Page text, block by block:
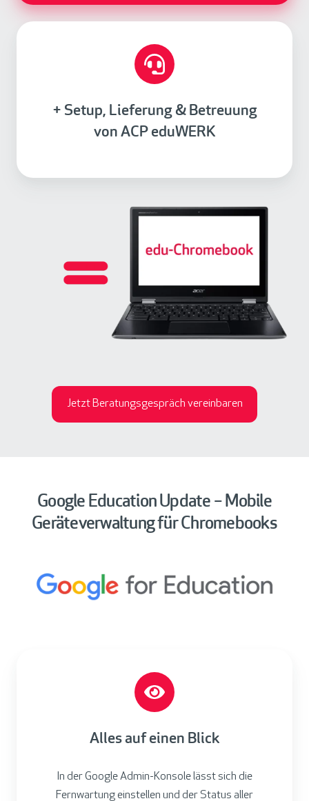
+ Setup, Lieferung & Betreuung
von ACP eduWERK
Jetzt Beratungsgespräch vereinbaren
Google Education Update – Mobile
Geräteverwaltung für Chromebooks
Alles auf einen Blick
In der Google Admin-Konsole lässt sich die
Fernwartung einstellen und der Status aller